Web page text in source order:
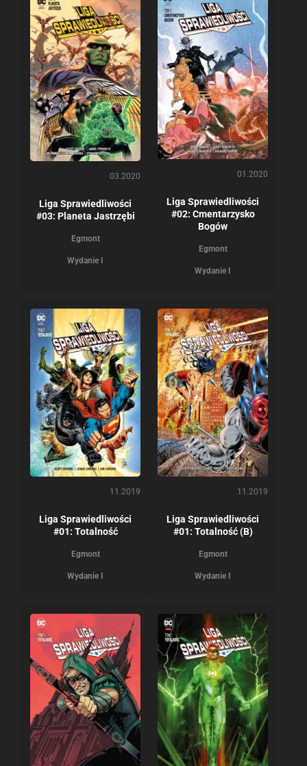
03.2020
Liga Sprawiedliwości
#03: Planeta Jastrzębi
Egmont
Wydanie I
01.2020
Liga Sprawiedliwości
#02: Cmentarzysko
Bogów
Egmont
Wydanie I
11.2019
Liga Sprawiedliwości
#01: Totalność
Egmont
Wydanie I
11.2019
Liga Sprawiedliwości
#01: Totalność (B)
Egmont
Wydanie I